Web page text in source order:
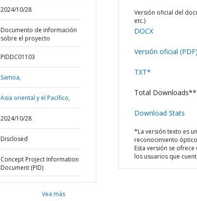
2024/10/28
Documento de información
sobre el proyecto
PIDDC01103
Samoa,
Asia oriental y el Pacífico,
2024/10/28
Disclosed
Concept Project Information
Document (PID)
Vea más
Versión oficial del
etc.)
DOCX
Versión oficial (PDF)
TXT*
Total Downloads**
Download Stats
*La versión texto es
reconocimiento
Esta versión se
los usuarios que